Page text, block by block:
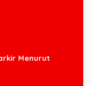
Menurut